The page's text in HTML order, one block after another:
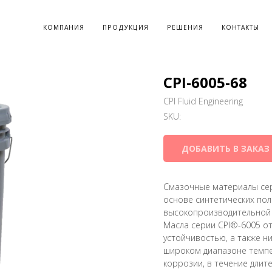
КОМПАНИЯ ПРОДУКЦИЯ РЕШЕНИЯ КОНТАКТЫ
CPI-6005-68
CPI Fluid Engineering
SKU:
ДОБАВИТЬ В ЗАКАЗ
Смазочные материалы
основе синтетических
Масла серии CPI®-6005
устойчивостью, а также
широком диапазоне
коррозии, в течение